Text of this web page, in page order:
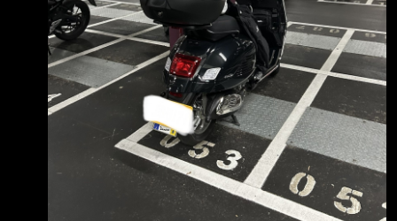
較貼合我需求 設計偏通勤取向，是300